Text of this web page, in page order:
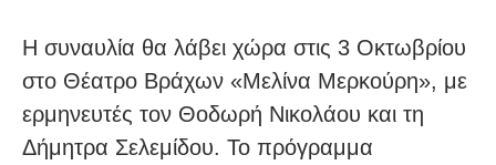
Η συναυλία θα λάβει χώρα στις 3 Οκτωβρίου
στο Θέατρο Βράχων «Μελίνα Μερκούρη», με
ερμηνευτές τον Θοδωρή Νικολάου και τη
Δήμητρα Σελεμίδου. Το πρόγραμμα